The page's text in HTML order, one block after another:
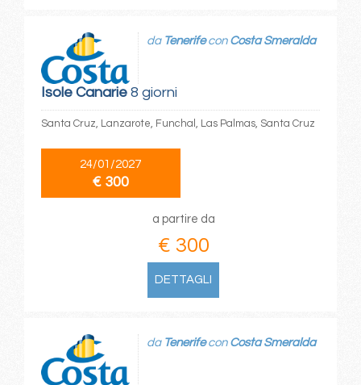
Isole Canarie8 giorni
da Tenerifecon Costa Smeralda
Santa Cruz, Lanzarote, Funchal, Las Palmas, Santa Cruz
24/01/2027
€ 300
a partire da
€ 300
DETTAGLI
da Tenerifecon Costa Smeralda